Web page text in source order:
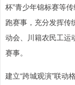
杯”青少年锦标赛等
跑赛事，充分发挥传
动会、川籍农民工运
赛事。
建立“跨城观演”联动